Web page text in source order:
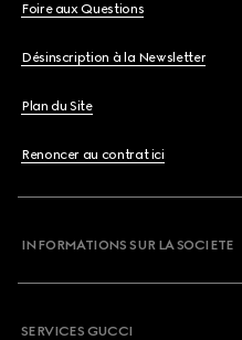
Foire aux Questions
Désinscription à la Newsletter
Plan du Site
Renoncer au contrat ici
INFORMATIONS SUR LA SOCIETE
SERVICES GUCCI